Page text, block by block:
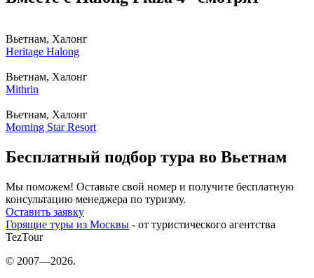
Вьетнам, Халонг
Heritage Halong
Вьетнам, Халонг
Mithrin
Вьетнам, Халонг
Morning Star Resort
Бесплатный подбор тура во Вьетнам
Мы поможем! Оставьте свой номер и получите бесплатную
консультацию менеджера по туризму.
Оставить заявку
Горящие туры из Москвы - от туристического агентства
TezTour
© 2007—2026.